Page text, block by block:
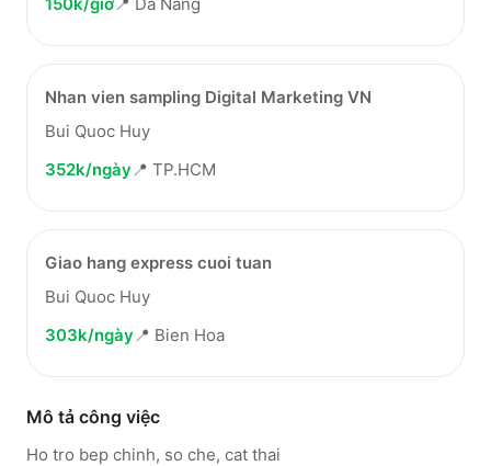
Nhan vien sampling Digital Marketing VN
Bui Quoc Huy
352k/ngày📍 TP.HCM
Giao hang express cuoi tuan
Bui Quoc Huy
303k/ngày📍 Bien Hoa
Mô tả công việc
Ho tro bep chinh, so che, cat thai